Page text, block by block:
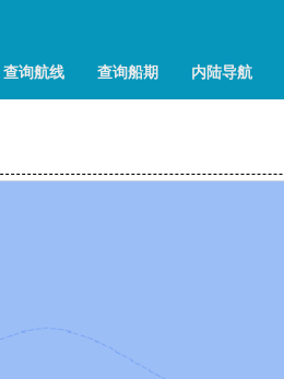
查询航线 查询船期 内陆导航